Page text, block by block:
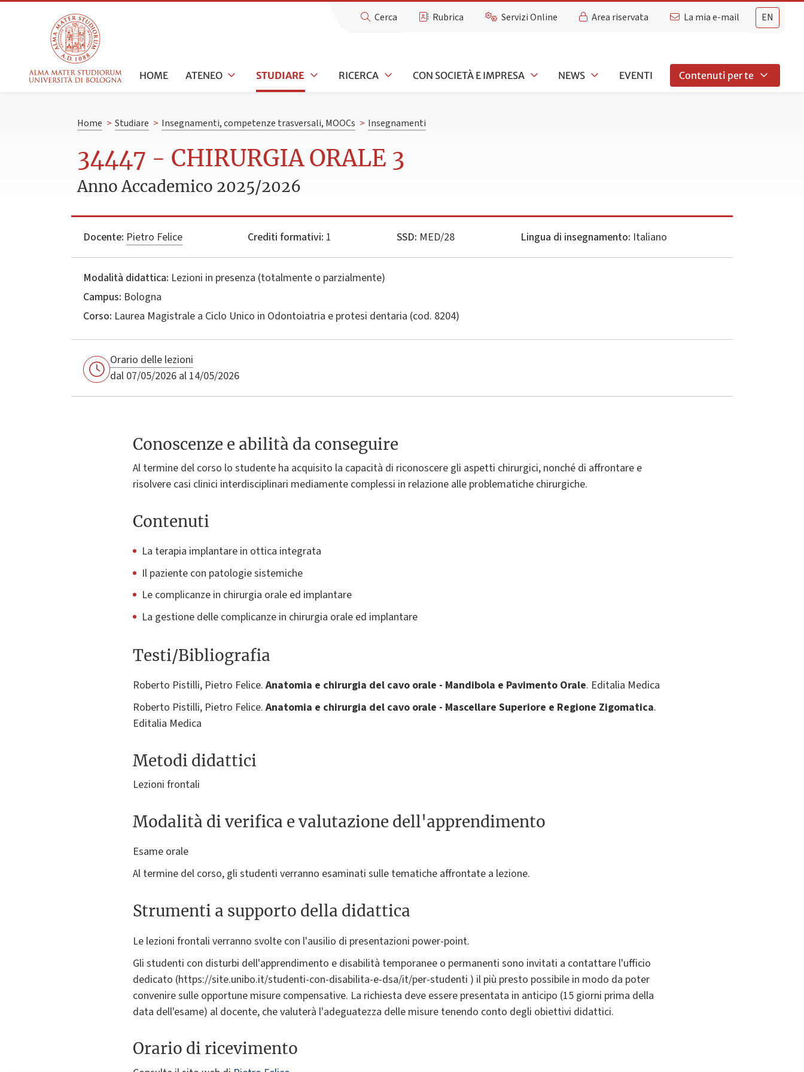
EN
Cerca Rubrica Servizi Online Area riservata La mia e-mail
HOME ATENEO STUDIARE RICERCA CON SOCIETÀ E IMPRESA NEWS EVENTI Contenuti per te
Home > Studiare > Insegnamenti, competenze trasversali, MOOCs > Insegnamenti
34447 - CHIRURGIA ORALE 3
Anno Accademico 2025/2026
Docente: Pietro Felice Crediti formativi: 1 SSD: MED/28 Lingua di insegnamento: Italiano
Modalità didattica: Lezioni in presenza (totalmente o parzialmente)
Campus: Bologna
Corso: Laurea Magistrale a Ciclo Unico in Odontoiatria e protesi dentaria (cod. 8204)
Orario delle lezioni
dal 07/05/2026 al 14/05/2026
Conoscenze e abilità da conseguire
Al termine del corso lo studente ha acquisito la capacità di riconoscere gli aspetti chirurgici, nonché di affrontare e
risolvere casi clinici interdisciplinari mediamente complessi in relazione alle problematiche chirurgiche.
Contenuti
La terapia implantare in ottica integrata
Il paziente con patologie sistemiche
Le complicanze in chirurgia orale ed implantare
La gestione delle complicanze in chirurgia orale ed implantare
Testi/Bibliografia
Roberto Pistilli, Pietro Felice.Anatomia e chirurgia del cavo orale - Mandibola e Pavimento Orale. Editalia Medica
Roberto Pistilli, Pietro Felice.Anatomia e chirurgia del cavo orale - Mascellare Superiore e Regione Zigomatica.
Editalia Medica
Metodi didattici
Lezioni frontali
Modalità di verifica e valutazione dell'apprendimento
Esame orale
Al termine del corso, gli studenti verranno esaminati sulle tematiche affrontate a lezione.
Strumenti a supporto della didattica
Le lezioni frontali verranno svolte con l'ausilio di presentazioni power-point.
Gli studenti con disturbi dell'apprendimento e disabilità temporanee o permanenti sono invitati a contattare l'ufficio
dedicato (https://site.unibo.it/studenti-con-disabilita-e-dsa/it/per-studenti ) il più presto possibile in modo da poter
convenire sulle opportune misure compensative. La richiesta deve essere presentata in anticipo (15 giorni prima della
data dell'esame) al docente, che valuterà l'adeguatezza delle misure tenendo conto degli obiettivi didattici.
Orario di ricevimento